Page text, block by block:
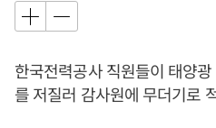
한국전력공사 직원들이 태양
를 저질러 감사원에 무더기로